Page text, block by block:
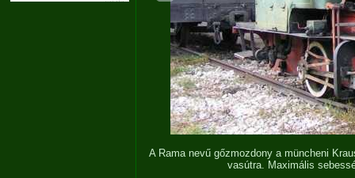
A Rama nevű gőzmozdony a müncheni
vasútra. Maximális